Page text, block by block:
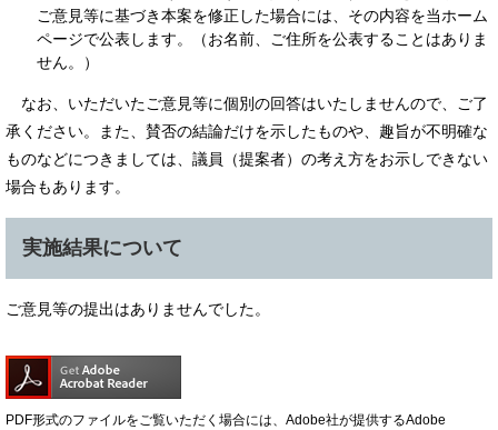
ご意見等に基づき本案を修正した場合には、その内容を当ホーム
ページで公表します。（お名前、ご住所を公表することはありま
せん。）
なお、いただいたご意見等に個別の回答はいたしませんので、ご了
承ください。また、賛否の結論だけを示したものや、趣旨が不明確な
ものなどにつきましては、議員（提案者）の考え方をお示しできない
場合もあります。
実施結果について
ご意見等の提出はありませんでした。
PDF形式のファイルをご覧いただく場合には、Adobe社が提供するAdobe